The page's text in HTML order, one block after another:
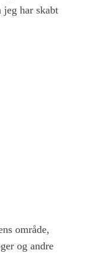
har skabt
område,
og andre